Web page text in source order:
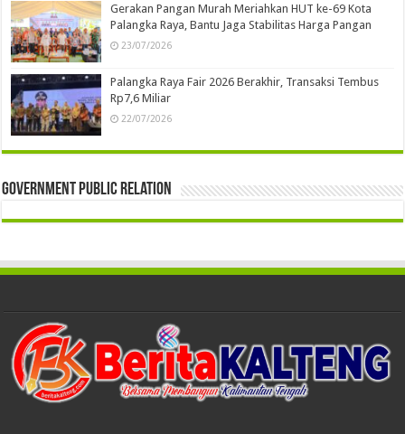
Gerakan Pangan Murah Meriahkan HUT ke-69 Kota
Palangka Raya, Bantu Jaga Stabilitas Harga Pangan
23/07/2026
Palangka Raya Fair 2026 Berakhir, Transaksi Tembus
Rp7,6 Miliar
22/07/2026
Government Public Relation